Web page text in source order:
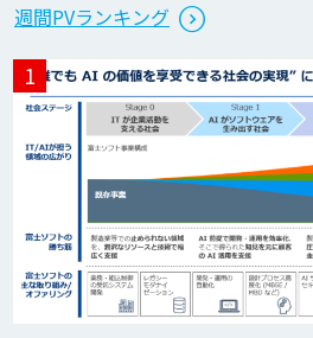
週間PVランキング